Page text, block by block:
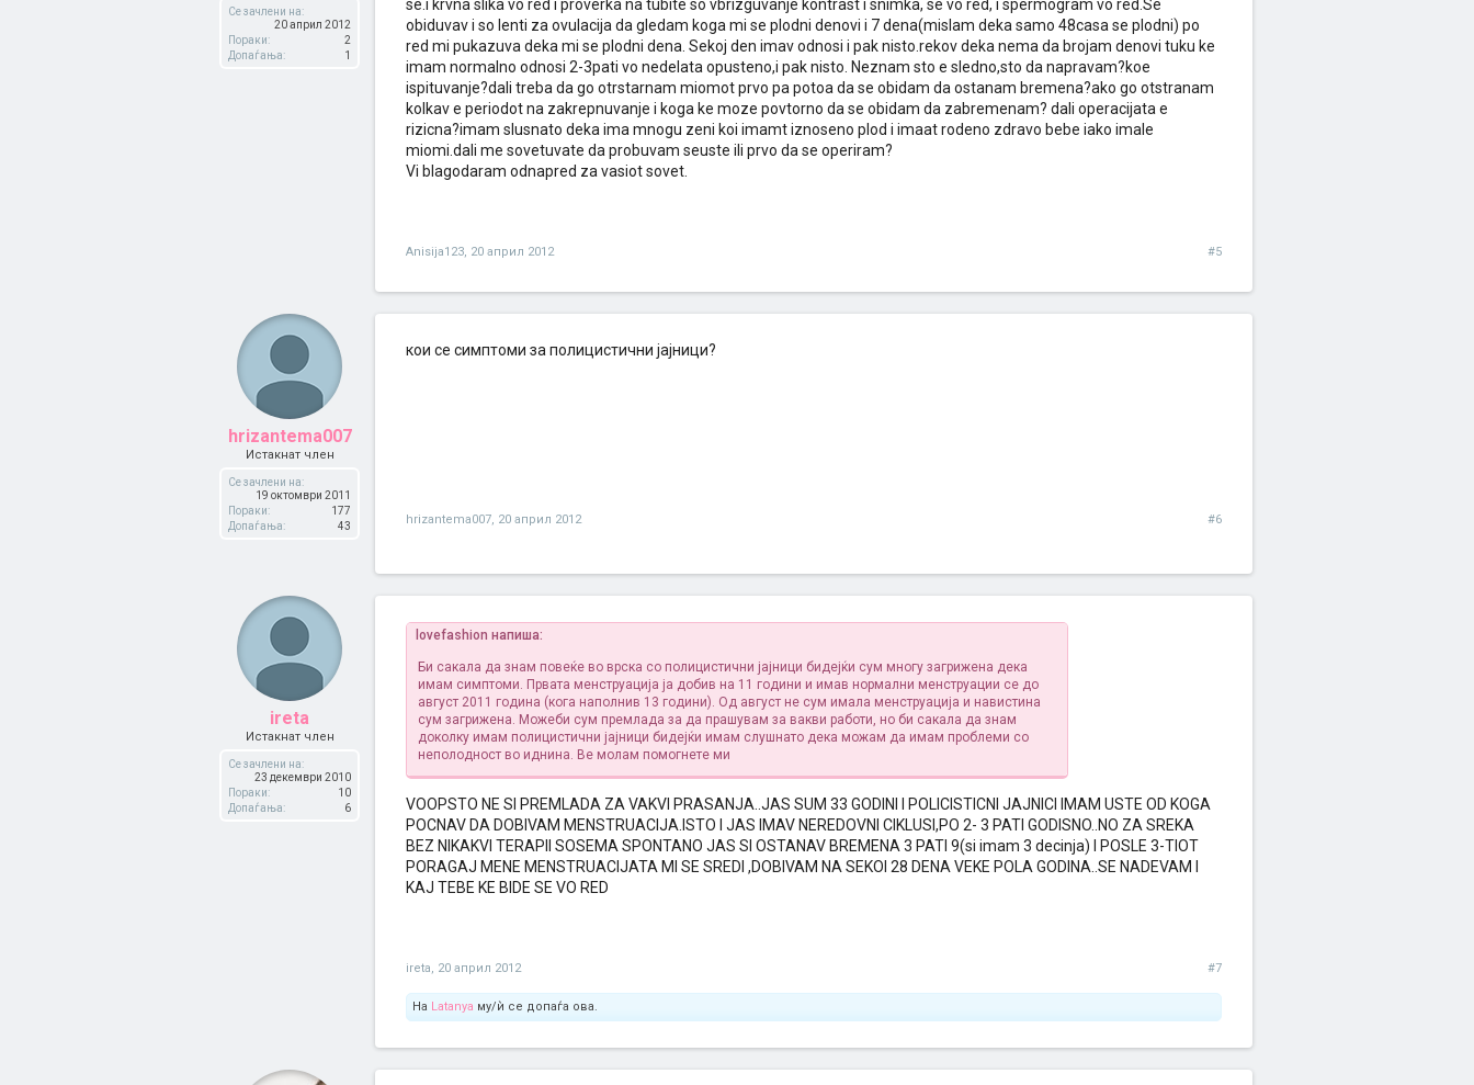
Се зачлени на:
20 април 2012
Пораки:
2
Допаѓања:
1
se.i krvna slika vo red i proverka na tubite so vbrizguvanje kontrast i snimka, se vo red, i spermogram vo red.Se
obiduvav i so lenti za ovulacija da gledam koga mi se plodni denovi i 7 dena(mislam deka samo 48casa se plodni) po
red mi pukazuva deka mi se plodni dena. Sekoj den imav odnosi i pak nisto.rekov deka nema da brojam denovi tuku ke
imam normalno odnosi 2-3pati vo nedelata opusteno,i pak nisto. Neznam sto e sledno,sto da napravam?koe
ispituvanje?dali treba da go otrstarnam miomot prvo pa potoa da se obidam da ostanam bremena?ako go otstranam
kolkav e periodot na zakrepnuvanje i koga ke moze povtorno da se obidam da zabremenam? dali operacijata e
rizicna?imam slusnato deka ima mnogu zeni koi imamt iznoseno plod i imaat rodeno zdravo bebe iako imale
miomi.dali me sovetuvate da probuvam seuste ili prvo da se operiram?
Vi blagodaram odnapred za vasiot sovet.
Anisija123, 20 април 2012 #5
hrizantema007
Истакнат член
Се зачлени на:
19 октомври 2011
Пораки:
177
Допаѓања:
43
кои се симптоми за полицистични јајници?
hrizantema007, 20 април 2012 #6
ireta
Истакнат член
Се зачлени на:
23 декември 2010
Пораки:
10
Допаѓања:
6
lovefashion напиша:
Би сакала да знам повеќе во врска со полицистични јајници бидејќи сум многу загрижена дека
имам симптоми. Првата менструација ја добив на 11 години и имав нормални менструации се до
август 2011 година (кога наполнив 13 години). Од август не сум имала менструација и навистина
сум загрижена. Можеби сум премлада за да прашувам за вакви работи, но би сакала да знам
доколку имам полицистични јајници бидејќи имам слушнато дека можам да имам проблеми со
неполодност во иднина. Ве молам помогнете ми
VOOPSTO NE SI PREMLADA ZA VAKVI PRASANJA..JAS SUM 33 GODINI I POLICISTICNI JAJNICI IMAM USTE OD KOGA
POCNAV DA DOBIVAM MENSTRUACIJA.ISTO I JAS IMAV NEREDOVNI CIKLUSI,PO 2- 3 PATI GODISNO..NO ZA SREKA
BEZ NIKAKVI TERAPII SOSEMA SPONTANO JAS SI OSTANAV BREMENA 3 PATI 9(si imam 3 decinja) I POSLE 3-TIOT
PORAGAJ MENE MENSTRUACIJATA MI SE SREDI ,DOBIVAM NA SEKOI 28 DENA VEKE POLA GODINA..SE NADEVAM I
KAJ TEBE KE BIDE SE VO RED
ireta, 20 април 2012 #7
На Latanya му/ѝ се допаѓа ова.